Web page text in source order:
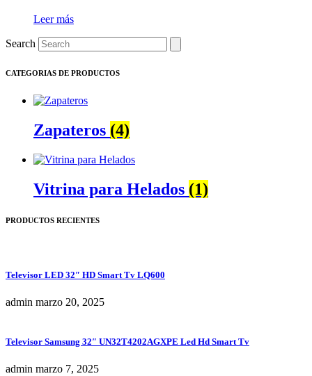
Leer más
Search
CATEGORIAS DE PRODUCTOS
Zapateros (4)
Vitrina para Helados (1)
PRODUCTOS RECIENTES
Televisor LED 32″ HD Smart Tv LQ600
admin marzo 20, 2025
Televisor Samsung 32″ UN32T4202AGXPE Led Hd Smart Tv
admin marzo 7, 2025